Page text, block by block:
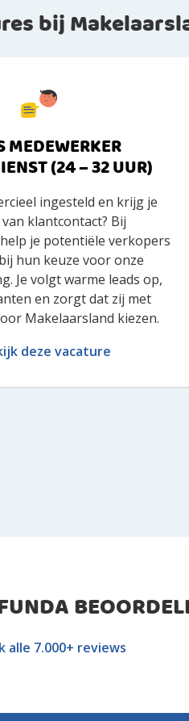
bij
MEDEWERKER
(24 – 32 UUR)
ingesteld en krijg je
klantcontact? Bij
je potentiële verkopers
hun keuze voor onze
Je volgt warme leads op,
en zorgt dat zij met
Makelaarsland kiezen.
deze vacature
alle 7.000+ reviews